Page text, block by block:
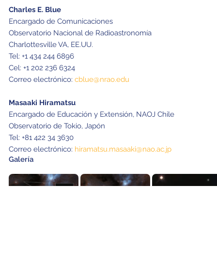
Charles E. Blue
Encargado de Comunicaciones
Observatorio Nacional de Radioastronomía
Charlottesville VA, EE.UU.
Tel: +1 434 244 6896
Cel: +1 202 236 6324
Correo electrónico: cblue@nrao.edu
Masaaki Hiramatsu
Encargado de Educación y Extensión, NAOJ Chile
Observatorio de Tokio, Japón
Tel: +81 422 34 3630
Correo electrónico: hiramatsu.masaaki@nao.ac.jp
Galería